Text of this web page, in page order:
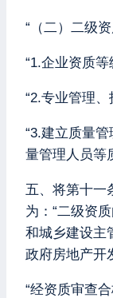
“（二）二级资
“1.企业资质等
“2.专业管理、
“3.建立质量
量管理人员等
五、将第十一
为：“二级资
和城乡建设主
政府房地产开
“经资质审查